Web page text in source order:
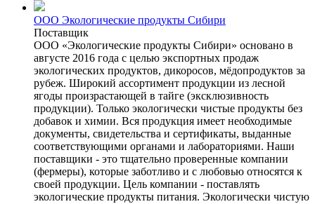
ООО Экологические продукты Сибири
Поставщик
ООО «Экологические продукты Сибири» основано в
августе 2016 года с целью экспортных продаж
экологических продуктов, дикоросов, мёдопродуктов за
рубеж. Широкий ассортимент продукции из лесной
ягоды произрастающей в тайге (эксклюзивность
продукции). Только экологически чистые продукты без
добавок и химии. Вся продукция имеет необходимые
документы, свидетельства и сертификаты, выданные
соответствующими органами и лабораториями. Наши
поставщики - это тщательно проверенные компании
(фермеры), которые заботливо и с любовью относятся к
своей продукции. Цель компании - поставлять
экологические продукты питания. Экологически чистую